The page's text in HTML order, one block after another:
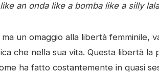
an onda like a bomba like a silly
un omaggio alla libertà femminile,
che nella sua vita. Questa libertà
ha fatto costantemente in quasi